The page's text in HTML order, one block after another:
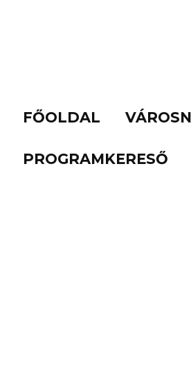
FŐOLDAL
PROGRAMKERESŐ